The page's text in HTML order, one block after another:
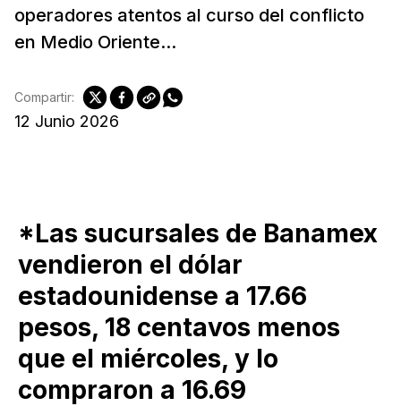
operadores atentos al curso del conflicto
en Medio Oriente...
12 Junio 2026
Compartir:
*Las sucursales de Banamex
vendieron el dólar
estadounidense a 17.66
pesos, 18 centavos menos
que el miércoles, y lo
compraron a 16.69